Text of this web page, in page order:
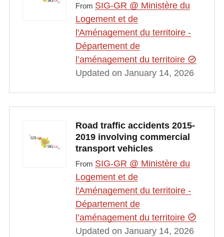
From SIG-GR @ Ministère du
Logement et de
l'Aménagement du territoire -
Département de
l’aménagement du territoire
Updated on January 14, 2026
Road traffic accidents 2015-
2019 involving commercial
transport vehicles
From SIG-GR @ Ministère du
Logement et de
l'Aménagement du territoire -
Département de
l’aménagement du territoire
Updated on January 14, 2026